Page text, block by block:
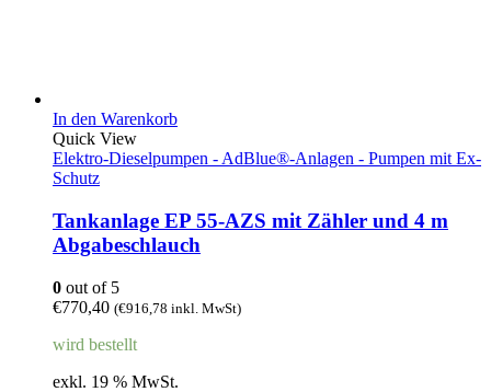
In den Warenkorb
Quick View
Elektro-Dieselpumpen - AdBlue®-Anlagen - Pumpen mit Ex-
Schutz
Tankanlage EP 55-AZS mit Zähler und 4 m
Abgabeschlauch
0 out of 5
€770,40 (€916,78 inkl. MwSt)
wird bestellt
exkl. 19 % MwSt.